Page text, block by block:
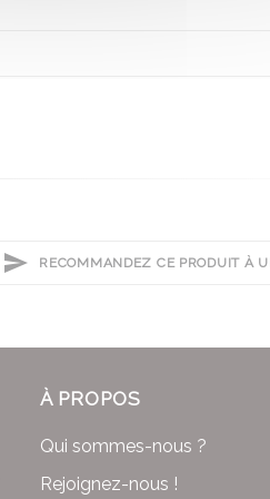
RECOMMANDEZ CE PRODUIT À
À PROPOS
Qui sommes-nous ?
Rejoignez-nous !